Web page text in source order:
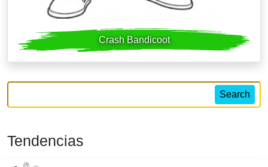
Crash Bandicoot
Search
Tendencias